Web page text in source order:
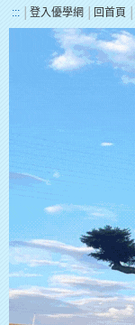
::: 登入優學網 回首頁